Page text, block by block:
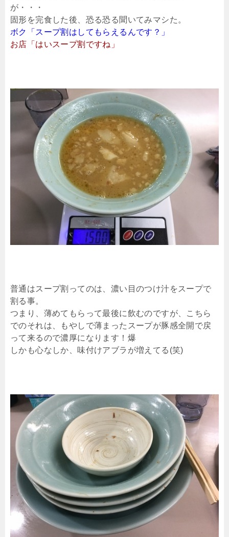
が・・・
固形を完食した後、恐る恐る聞いてみマシた。
ボク「スープ割はしてもらえるんです？」
お店「はいスープ割ですね」
普通はスープ割ってのは、濃い目のつけ汁をスープで
割る事。
つまり、薄めてもらって最後に飲むのですが、こちら
でのそれは、もやしで薄まったスープが豚感全開で戻
って来るので濃厚になります！爆
しかも心なしか、味付けアブラが増えてる(笑)